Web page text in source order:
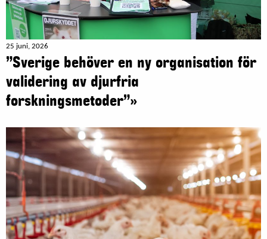
25 juni, 2026
”Sverige behöver en ny organisation för
validering av djurfria
forskningsmetoder”»